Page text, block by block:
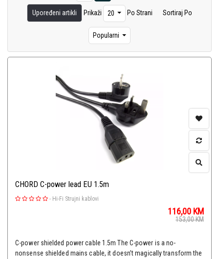
Upoređeni artikli Prikaži 20 Po Strani Sortiraj Po
Popularni
CHORD C-power lead EU 1.5m
- Hi-Fi Strujni kablovi
116,00 KM
153,00KM
C-power shielded power cable 1.5m The C-power is a no-
nonsense shielded mains cable, it doesn’t magically transform the